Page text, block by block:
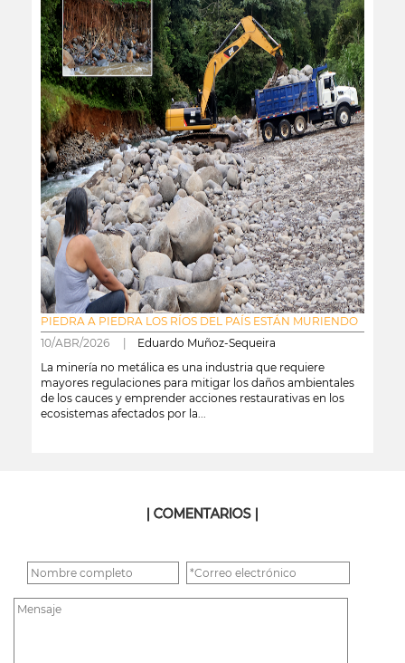
PIEDRA A PIEDRA LOS RÍOS DEL PAÍS ESTÁN MURIENDO
10/ABR/2026 | Eduardo Muñoz-Sequeira
La minería no metálica es una industria que requiere
mayores regulaciones para mitigar los daños ambientales
de los cauces y emprender acciones restaurativas en los
ecosistemas afectados por la...
| COMENTARIOS |